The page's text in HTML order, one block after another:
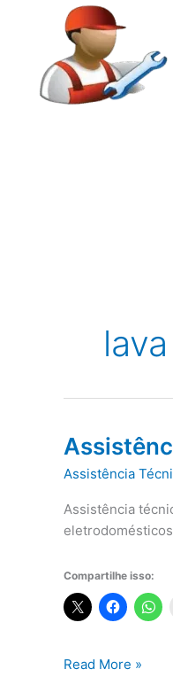
conteúdo
Assistência
Assistência
Compartilhe isso:
Assistência
Read More »